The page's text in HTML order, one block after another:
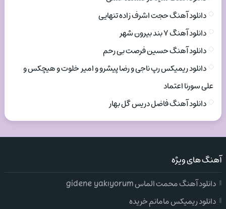
دانلود آهنگ حجت اشرف زاده تنهایی
دانلود آهنگ ۷ بند بیرون شهر
دانلود آهنگ حسین فرصت بی رحم
دانلود ریمیکس رپ ناجی و رضا پیشرو و امیر خلوت و هیچکس و
علی سورنا اعتماد
دانلود آهنگ فاضل دریس گل بهار
آهنگ های ویژه
دانلود آهنگ محمت الماس gidene yakıyorum
دانلود ریمیکس مامانم خریده